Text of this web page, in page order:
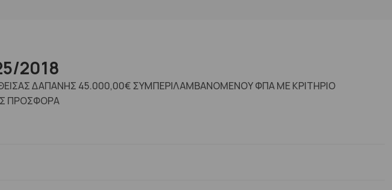
2018
ΔΑΠΑΝΗΣ 45.000,00€ ΣΥΜΠΕΡΙΛΑΜΒΑΝΟΜΕΝΟΥ ΦΠΑ ΜΕ ΚΡΙΤΗΡΙΟ
ΠΡΟΣΦΟΡΑ